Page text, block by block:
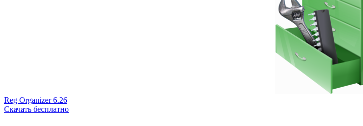
Reg Organizer 6.26
Скачать бесплатно